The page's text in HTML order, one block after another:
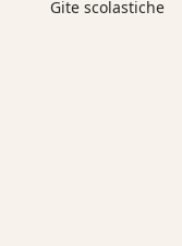
Gite scolastiche